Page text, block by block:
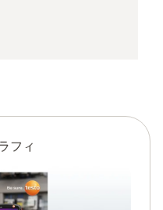
フィ